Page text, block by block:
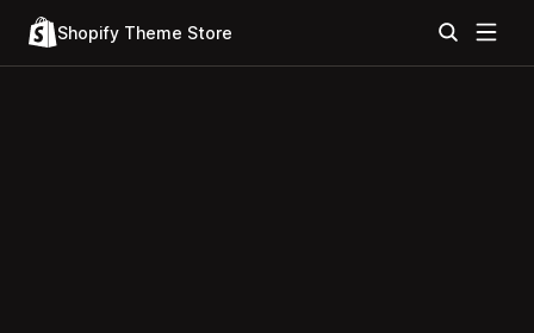
Shopify Theme Store